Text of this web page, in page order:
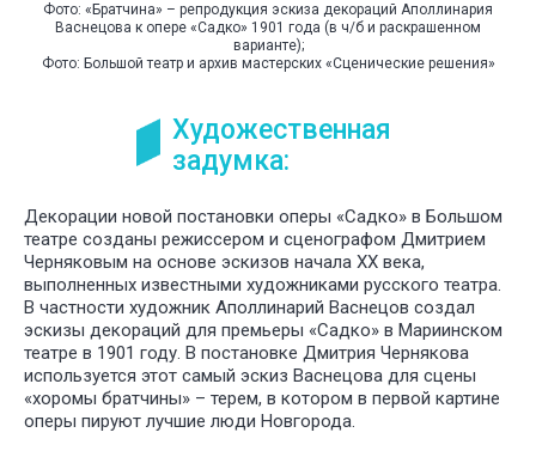
Фото: «Братчина» – репродукция эскиза декораций Аполлинария
Васнецова к опере «Садко» 1901 года (в ч/б и раскрашенном
варианте);
Фото: Большой театр и архив мастерских «Сценические решения»
Художественная
задумка:
Декорации новой постановки оперы «Садко» в Большом
театре созданы режиссером и сценографом Дмитрием
Черняковым на основе эскизов начала XX века,
выполненных известными художниками русского театра.
В частности художник Аполлинарий Васнецов создал
эскизы декораций для премьеры «Садко» в Мариинском
театре в 1901 году. В постановке Дмитрия Чернякова
используется этот самый эскиз Васнецова для сцены
«хоромы братчины» – терем, в котором в первой картине
оперы пируют лучшие люди Новгорода.